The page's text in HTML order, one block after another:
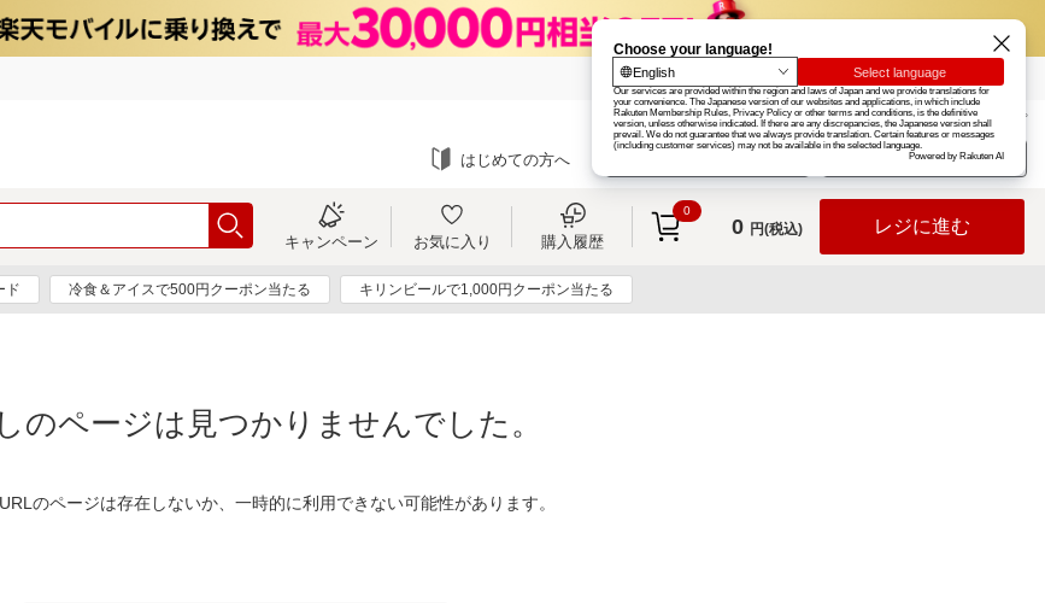
楽天グループ カード
お知らせ ヘルプ
はじめての方へ ログイン
キャンペーン お気に入り 購入履歴
0
0 円(税込) レジに進む
ド 冷食＆アイスで500円クーポン当たる キリンビールで1,000円クーポン当たる
のページは見つかりませんでした。
のページは存在しないか、一時的に利用できない可能性があります。